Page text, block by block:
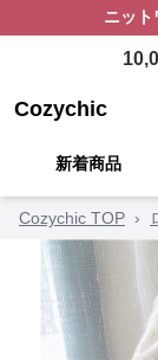
ニット
Cozychic
新着商品
Cozychic TOP ›